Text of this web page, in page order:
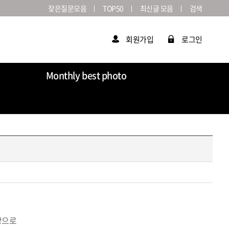
잦은질문모음 TOP50 최신글 모음 검색
회원가입 로그인
Monthly best photo
로